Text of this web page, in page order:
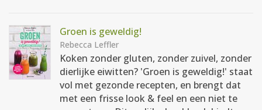
Groen is geweldig!
Rebecca Leffler
Koken zonder gluten, zonder zuivel, zonder
dierlijke eiwitten? 'Groen is geweldig!' staat
vol met gezonde recepten, en brengt dat
met een frisse look & feel en een niet te